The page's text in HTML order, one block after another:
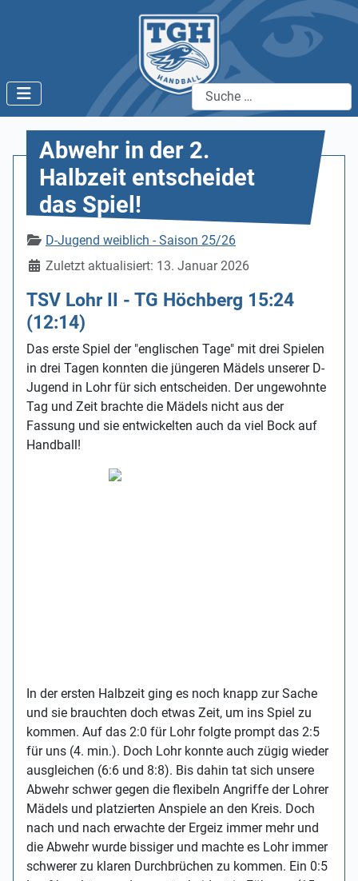
Suchen
Abwehr in der 2.
Halbzeit entscheidet
das Spiel!
DetailsD-Jugend weiblich - Saison 25/26
Zuletzt aktualisiert: 13. Januar 2026
TSV Lohr II - TG Höchberg 15:24
(12:14)
Das erste Spiel der "englischen Tage" mit drei Spielen
in drei Tagen konnten die jüngeren Mädels unserer D-
Jugend in Lohr für sich entscheiden. Der ungewohnte
Tag und Zeit brachte die Mädels nicht aus der
Fassung und sie entwickelten auch da viel Bock auf
Handball!
In der ersten Halbzeit ging es noch knapp zur Sache
und sie brauchten doch etwas Zeit, um ins Spiel zu
kommen. Auf das 2:0 für Lohr folgte prompt das 2:5
für uns (4. min.). Doch Lohr konnte auch zügig wieder
ausgleichen (6:6 und 8:8). Bis dahin tat sich unsere
Abwehr schwer gegen die flexibeln Angriffe der Lohrer
Mädels und platzierten Anspiele an den Kreis. Doch
nach und nach erwachte der Ergeiz immer mehr und
die Abwehr wurde bissiger und machte es Lohr immer
schwerer zu klaren Durchbrüchen zu kommen. Ein 0:5